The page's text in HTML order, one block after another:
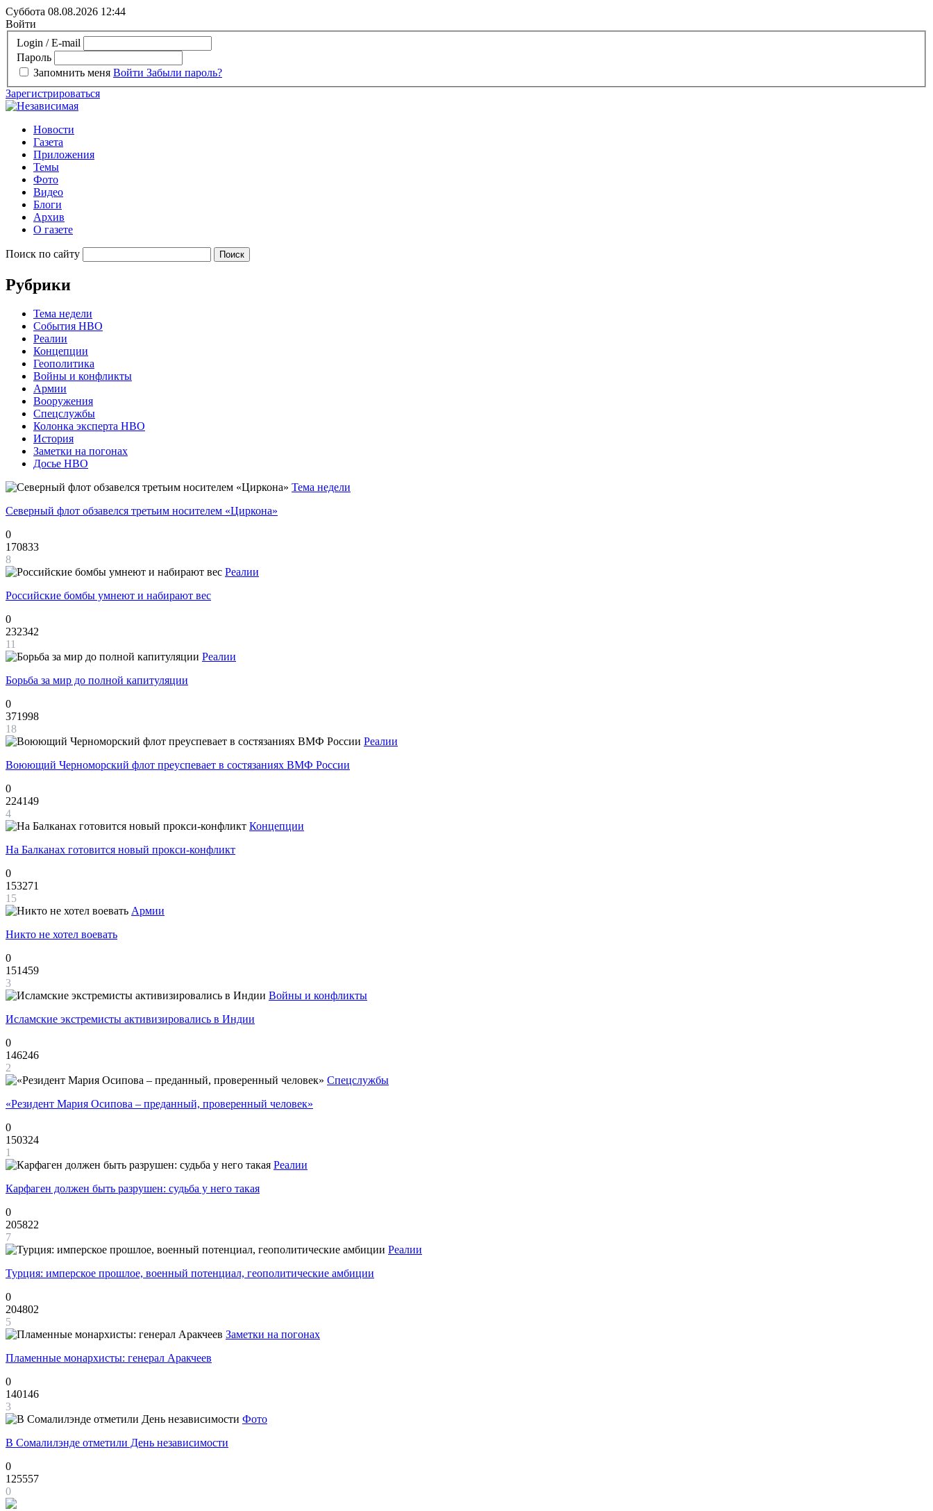
Суббота 08.08.2026 12:44
Войти
Login / E-mail
Пароль
Запомнить меня Войти Забыли пароль?
Зарегистрироваться
Новости
Газета
Приложения
Темы
Фото
Видео
Блоги
Архив
О газете
Поиск по сайту
Рубрики
Тема недели
События НВО
Реалии
Концепции
Геополитика
Войны и конфликты
Армии
Вооружения
Спецслужбы
Колонка эксперта НВО
История
Заметки на погонах
Досье НВО
Тема недели
Северный флот обзавелся третьим носителем «Циркона»
0
170833
8
Реалии
Российские бомбы умнеют и набирают вес
0
232342
11
Реалии
Борьба за мир до полной капитуляции
0
371998
18
Реалии
Воюющий Черноморский флот преуспевает в состязаниях ВМФ России
0
224149
4
Концепции
На Балканах готовится новый прокси-конфликт
0
153271
15
Армии
Никто не хотел воевать
0
151459
3
Войны и конфликты
Исламские экстремисты активизировались в Индии
0
146246
2
Спецслужбы
«Резидент Мария Осипова – преданный, проверенный человек»
0
150324
1
Реалии
Карфаген должен быть разрушен: судьба у него такая
0
205822
7
Реалии
Турция: имперское прошлое, военный потенциал, геополитические амбиции
0
204802
5
Заметки на погонах
Пламенные монархисты: генерал Аракчеев
0
140146
3
Фото
В Сомалилэнде отметили День независимости
0
125557
0